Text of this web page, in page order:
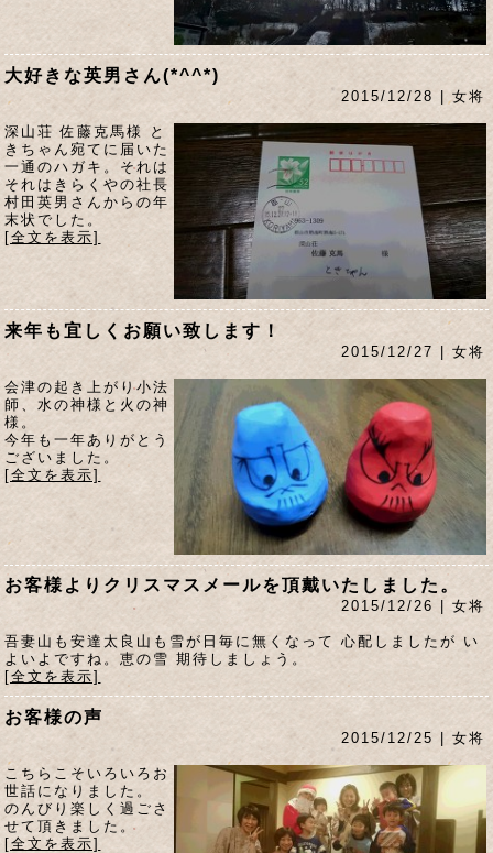
大好きな英男さん(*^^*)
2015/12/28 | 女将
深山荘 佐藤克馬様 と
きちゃん宛てに届いた
一通のハガキ。それは
それはきらくやの社長
村田英男さんからの年
末状でした。
[全文を表示]
来年も宜しくお願い致します！
2015/12/27 | 女将
会津の起き上がり小法
師、水の神様と火の神
様。
今年も一年ありがとう
ございました。
[全文を表示]
お客様よりクリスマスメールを頂戴いたしました。
2015/12/26 | 女将
吾妻山も安達太良山も雪が日毎に無くなって 心配しましたが い
よいよですね。恵の雪 期待しましょう。
[全文を表示]
お客様の声
2015/12/25 | 女将
こちらこそいろいろお
世話になりました。
のんびり楽しく過ごさ
せて頂きました。
[全文を表示]